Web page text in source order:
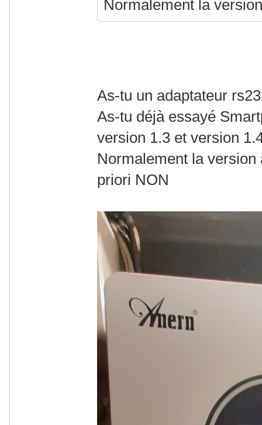
Normalement la
As-tu un adaptateur
As-tu déjà essayé
version 1.3 et version
Normalement la
priori NON